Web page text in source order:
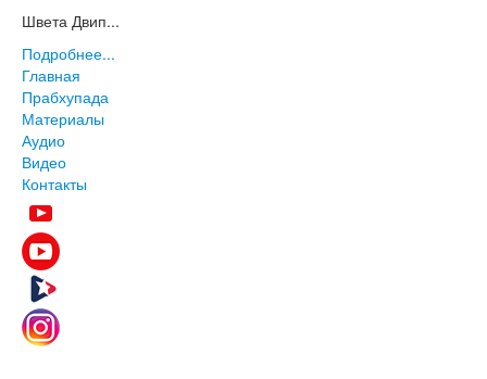
Швета Двип...
Подробнее...
Главная
Прабхупада
Материалы
Аудио
Видео
Контакты